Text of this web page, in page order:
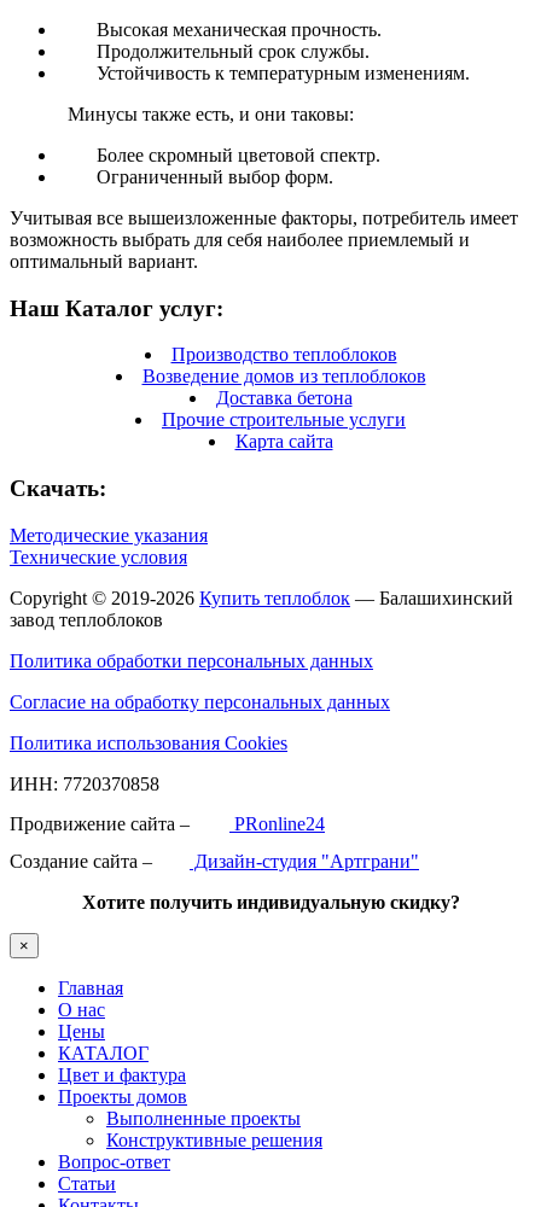
Высокая механическая прочность.
Продолжительный срок службы.
Устойчивость к температурным изменениям.
Минусы также есть, и они таковы:
Более скромный цветовой спектр.
Ограниченный выбор форм.
Учитывая все вышеизложенные факторы, потребитель имеет
возможность выбрать для себя наиболее приемлемый и
оптимальный вариант.
Наш Каталог услуг:
Производство теплоблоков
Возведение домов из теплоблоков
Доставка бетона
Прочие строительные услуги
Карта сайта
Скачать:
Методические указания
Технические условия
Copyright © 2019-2026 Купить теплоблок — Балашихинский
завод теплоблоков
Политика обработки персональных данных
Согласие на обработку персональных данных
Политика использования Cookies
ИНН: 7720370858
Продвижение сайта –
PRonline24
Создание сайта –
Дизайн-студия "Артграни"
Хотите получить индивидуальную скидку?
×
Главная
О нас
Цены
КАТАЛОГ
Цвет и фактура
Проекты домов
Выполненные проекты
Конструктивные решения
Вопрос-ответ
Статьи